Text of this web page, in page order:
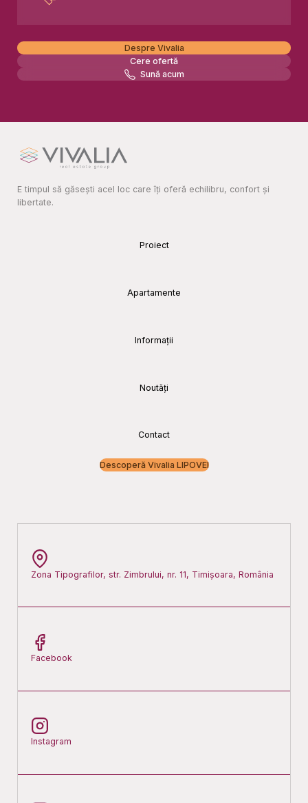
Despre Vivalia
Cere ofertă
Sună acum
E timpul să găsești acel loc care îți oferă echilibru, confort și
libertate.
Proiect
Apartamente
Informații
Noutăți
Contact
Descoperă Vivalia LIPOVEI
Zona Tipografilor, str. Zimbrului, nr. 11, Timișoara, România
Facebook
Instagram